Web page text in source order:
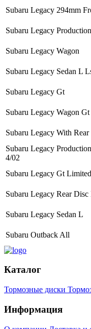
Subaru Legacy 294mm
Subaru Legacy
Subaru Legacy Wagon
Subaru Legacy Sedan L
Subaru Legacy Gt
Subaru Legacy Wagon
Subaru Legacy With
Subaru Legacy
4/02
Subaru Legacy Gt Limited
Subaru Legacy Rear Disc
Subaru Legacy Sedan L
Subaru Outback All
Каталог
Тормозные диски
Информация